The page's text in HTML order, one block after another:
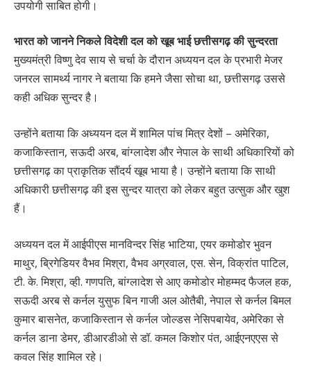
उपयोगी साबित होगी।
भारत को जानने निकले विदेशी दल को खूब भाई छत्तीसगढ़ की सुन्दरता
मुख्यमंत्री विष्णु देव साय से चर्चा के दौरान अध्ययन दल के प्रभारी मेजर
जनरल सामर्थ्य नागर ने बताया कि हमने जैसा सोचा था, छत्तीसगढ़ उससे
कही अधिक सुन्दर है।
उन्होंने बताया कि अध्ययन दल में शामिल पांच मित्र देशों – अमेरिका,
कजाकिस्तान, सऊदी अरब, बांग्लादेश और नेपाल के साथी अधिकारियों को
छत्तीसगढ़ का प्राकृतिक सौंदर्य खूब भाया है। उन्होंने बताया कि साथी
अधिकारी छत्तीसगढ़ की इस सुन्दर यात्रा को लेकर बहुत उत्सुक और खुश
हैं।
अध्ययन दल में आईपीएस मानविन्दर सिंह भाटिया, एयर कमोडोर भुवन
माथुर, ब्रिगेडियर वैभव मिश्रा, वैभव अग्रवाल, एस. सेन, विक्रांत पाटिल,
टी. के. मिश्रा, व्ही. गणपति, बांग्लादेश से आए कमोडोर मोहम्मद फैजल हक,
सऊदी अरब से कर्नल युसुफ बिन गाजी अल ओतैबी, नेपाल से कर्नल बिमल
कुमार बासनेत, कजाकिस्तान से कर्नल जोल्डस नेसिपबायेव, अमेरिका से
कर्नल डाना डेमर, डीआरडीओ से डॉ. कमल किशोर पंत, आईएनएएस से
कवल सिंह शामिल रहे।